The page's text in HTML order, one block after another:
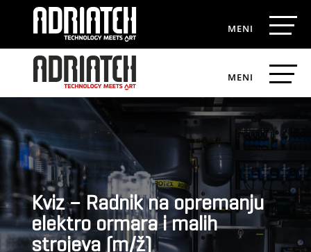
Kviz – Radnik na opremanju
elektro ormara i malih
strojeva (m/ž)